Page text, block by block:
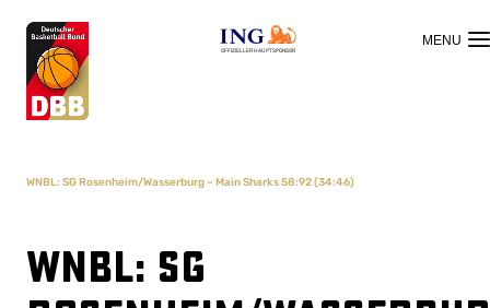
OFFIZIELLER HAUPTSPONSOR
WNBL: SG Rosenheim/Wasserburg – Main Sharks 58:92 (34:46)
WNBL: SG